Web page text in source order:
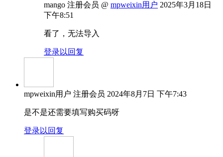
mango 注册会员 @ mpweixin用户 2025年3月18日
下午8:51
看了，无法导入
登录以回复
mpweixin用户 注册会员 2024年8月7日 下午7:43
是不是还需要填写购买码呀
登录以回复